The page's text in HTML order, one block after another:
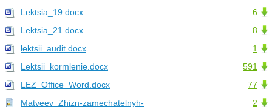
6
Lektsia_19.docx
8
Lektsia_21.docx
1
lektsii_audit.docx
591
Lektsii_kormlenie.docx
77
LEZ_Office_Word.docx
2
Matveev_Zhizn-zamechatelnyh-